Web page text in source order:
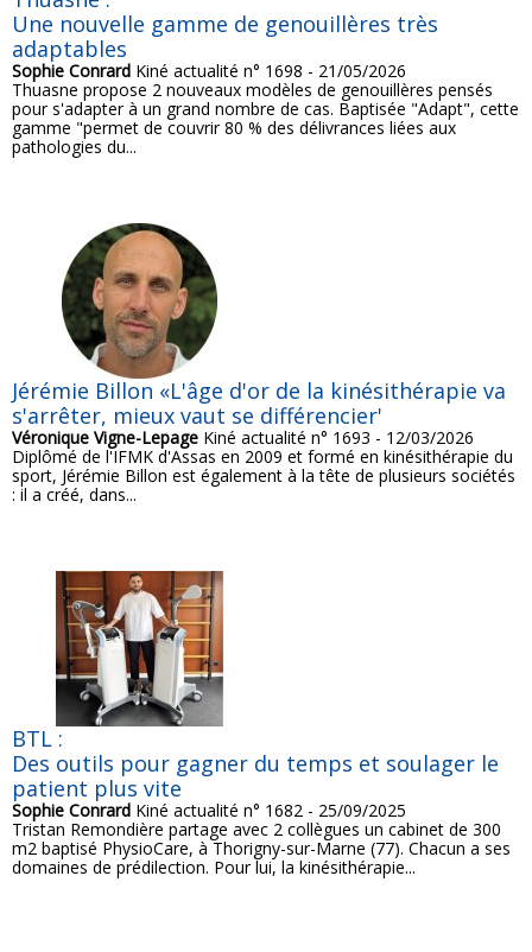
Une nouvelle gamme de genouillères très
adaptables
Sophie Conrard Kiné actualité n° 1698 - 21/05/2026
Thuasne propose 2 nouveaux modèles de genouillères pensés
pour s'adapter à un grand nombre de cas. Baptisée "Adapt", cette
gamme "permet de couvrir 80 % des délivrances liées aux
pathologies du...
Jérémie Billon «L'âge d'or de la kinésithérapie va
s'arrêter, mieux vaut se différencier'
Véronique Vigne-Lepage Kiné actualité n° 1693 - 12/03/2026
Diplômé de l'IFMK d'Assas en 2009 et formé en kinésithérapie du
sport, Jérémie Billon est également à la tête de plusieurs sociétés
: il a créé, dans...
BTL :
Des outils pour gagner du temps et soulager le
patient plus vite
Sophie Conrard Kiné actualité n° 1682 - 25/09/2025
Tristan Remondière partage avec 2 collègues un cabinet de 300
m2 baptisé PhysioCare, à Thorigny-sur-Marne (77). Chacun a ses
domaines de prédilection. Pour lui, la kinésithérapie...